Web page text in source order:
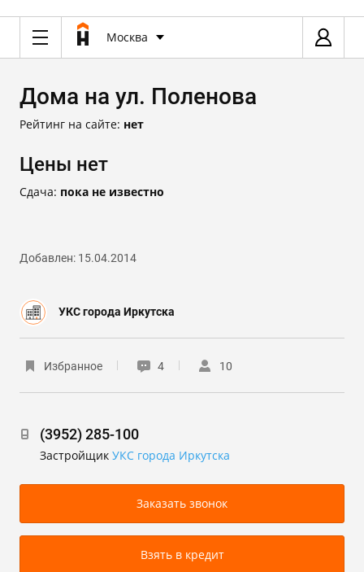
Москва
Дома на ул. Поленова
Рейтинг на сайте: нет
Цены нет
Сдача: пока не известно
Добавлен: 15.04.2014
УКС города Иркутска
Избранное 4 10
(3952) 285-100
Застройщик УКС города Иркутска
Заказать звонок
Взять в кредит